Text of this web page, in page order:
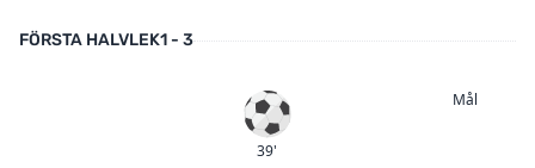
FÖRSTA HALVLEK1 - 3
Mål
39'
Mål